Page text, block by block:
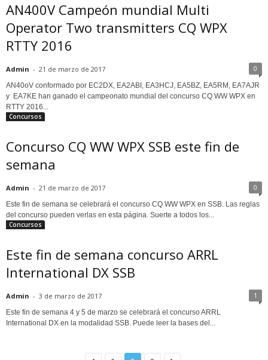
AN400V Campeón mundial Multi
Operator Two transmitters CQ WPX
RTTY 2016
Admin - 21 de marzo de 2017 0
AN40oV conformado por EC2DX, EA2ABI, EA3HCJ, EA5BZ, EA5RM, EA7AJR
y EA7KE han ganado el campeonato mundial del concurso CQ WW WPX en
RTTY 2016...
Concursos
Concurso CQ WW WPX SSB este fin de
semana
Admin - 21 de marzo de 2017 0
Este fin de semana se celebrará el concurso CQ WW WPX en SSB. Las reglas
del concurso pueden verlas en esta página. Suerte a todos los...
Concursos
Este fin de semana concurso ARRL
International DX SSB
Admin - 3 de marzo de 2017 1
Este fin de semana 4 y 5 de marzo se celebrará el concurso ARRL
International DX en la modalidad SSB. Puede leer la bases del...